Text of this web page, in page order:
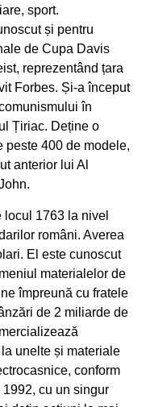
sport.
și pentru
de Cupa Davis
reprezentând țara
Forbes. Și-a început
în
Țiriac. Deține o
peste 400 de modele,
anterior lui Al
locul 1763 la nivel
români. Averea
El este cunoscut
materialelor de
împreună cu fratele
de 2 miliarde de
unelte și materiale
conform
cu un singur